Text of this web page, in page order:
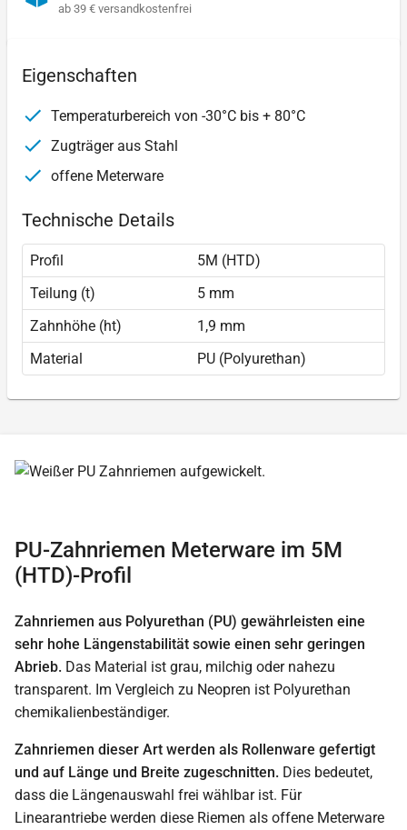
ab 39 € versandkostenfrei
Eigenschaften
Temperaturbereich von -30°C bis + 80°C
Zugträger aus Stahl
offene Meterware
Technische Details
Profil
5M (HTD)
Teilung (t)
5 mm
Zahnhöhe (ht)
1,9 mm
Material
PU (Polyurethan)
PU-Zahnriemen Meterware im 5M
(HTD)-Profil
Zahnriemen aus Polyurethan (PU) gewährleisten eine
sehr hohe Längenstabilität sowie einen sehr geringen
Abrieb. Das Material ist grau, milchig oder nahezu
transparent. Im Vergleich zu Neopren ist Polyurethan
chemikalienbeständiger.
Zahnriemen dieser Art werden als Rollenware gefertigt
und auf Länge und Breite zugeschnitten. Dies bedeutet,
dass die Längenauswahl frei wählbar ist. Für
Linearantriebe werden diese Riemen als offene Meterware